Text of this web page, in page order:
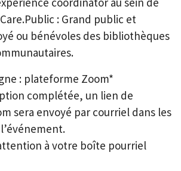
: Grand public et
ou bénévoles des bibliothèques
: plateforme Zoom*
complétée, un lien de
sera envoyé par courriel dans les
à votre boîte pourriel